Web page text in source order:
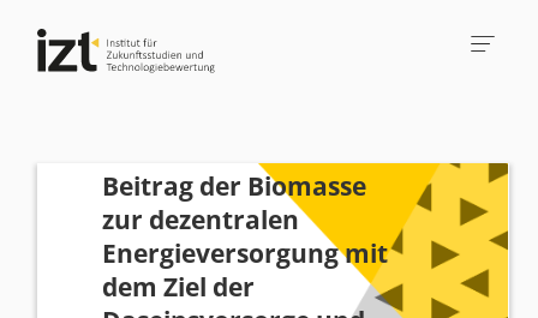
Beitrag der Biomasse
zur dezentralen
Energieversorgung mit
dem Ziel der